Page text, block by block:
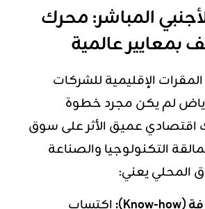
المباشر: محرك
بمعايير عالمية
الإقليمية للشركات
لم يكن مجرد خطوة
اقتصادي عميق الأثر على سوق
التكنولوجيا والصناعة
المحلي يعني: